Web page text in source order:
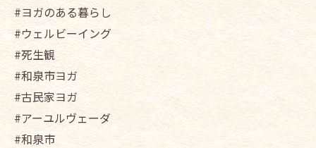
#ヨガのある暮らし
#ウェルビーイング
#死生観
#和泉市ヨガ
#古民家ヨガ
#アーユルヴェーダ
#和泉市